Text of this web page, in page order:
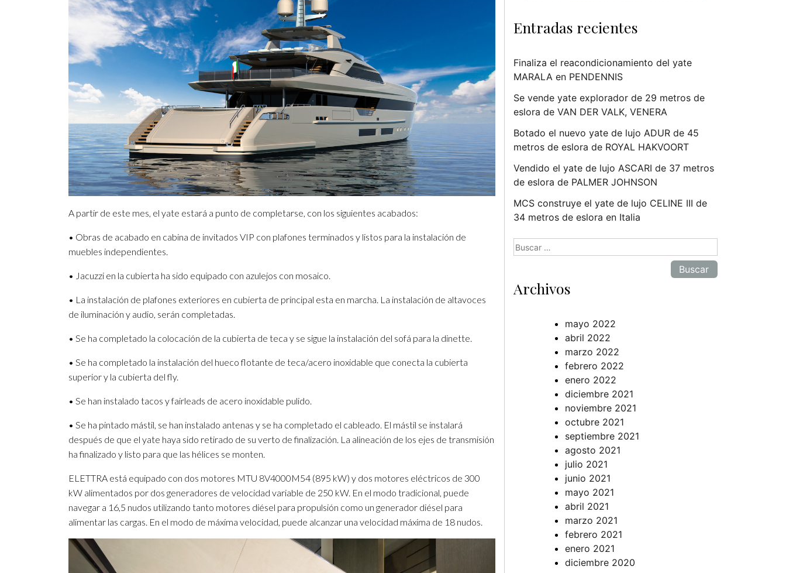
A partir de este mes, el yate estará a punto de completarse, con los siguientes acabados:
• Obras de acabado en cabina de invitados VIP con plafones terminados y listos para la instalación de
muebles independientes.
• Jacuzzi en la cubierta ha sido equipado con azulejos con mosaico.
• La instalación de plafones exteriores en cubierta de principal esta en marcha. La instalación de altavoces
de iluminación y audio, serán completadas.
• Se ha completado la colocación de la cubierta de teca y se sigue la instalación del sofá para la dinette.
• Se ha completado la instalación del hueco flotante de teca/acero inoxidable que conecta la cubierta
superior y la cubierta del fly.
• Se han instalado tacos y fairleads de acero inoxidable pulido.
• Se ha pintado mástil, se han instalado antenas y se ha completado el cableado. El mástil se instalará
después de que el yate haya sido retirado de su verto de finalización. La alineación de los ejes de transmisión
ha finalizado y listo para que las hélices se monten.
ELETTRA está equipado con dos motores MTU 8V4000M54 (895 kW) y dos motores eléctricos de 300
kW alimentados por dos generadores de velocidad variable de 250 kW. En el modo tradicional, puede
navegar a 16,5 nudos utilizando tanto motores diésel para propulsión como un generador diésel para
alimentar las cargas. En el modo de máxima velocidad, puede alcanzar una velocidad máxima de 18 nudos.
Entradas recientes
Finaliza el reacondicionamiento del yate
MARALA en PENDENNIS
Se vende yate explorador de 29 metros de
eslora de VAN DER VALK, VENERA
Botado el nuevo yate de lujo ADUR de 45
metros de eslora de ROYAL HAKVOORT
Vendido el yate de lujo ASCARI de 37 metros
de eslora de PALMER JOHNSON
MCS construye el yate de lujo CELINE III de
34 metros de eslora en Italia
Buscar:
Archivos
mayo 2022
abril 2022
marzo 2022
febrero 2022
enero 2022
diciembre 2021
noviembre 2021
octubre 2021
septiembre 2021
agosto 2021
julio 2021
junio 2021
mayo 2021
abril 2021
marzo 2021
febrero 2021
enero 2021
diciembre 2020